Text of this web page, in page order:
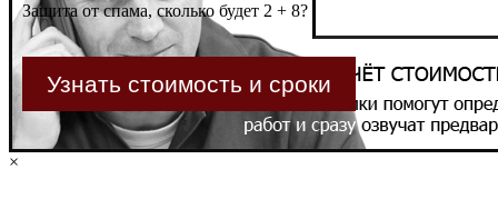
Защита от спама, сколько будет 2 + 8?
×